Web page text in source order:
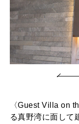
〈Guest Villa on
る真野湾に面して